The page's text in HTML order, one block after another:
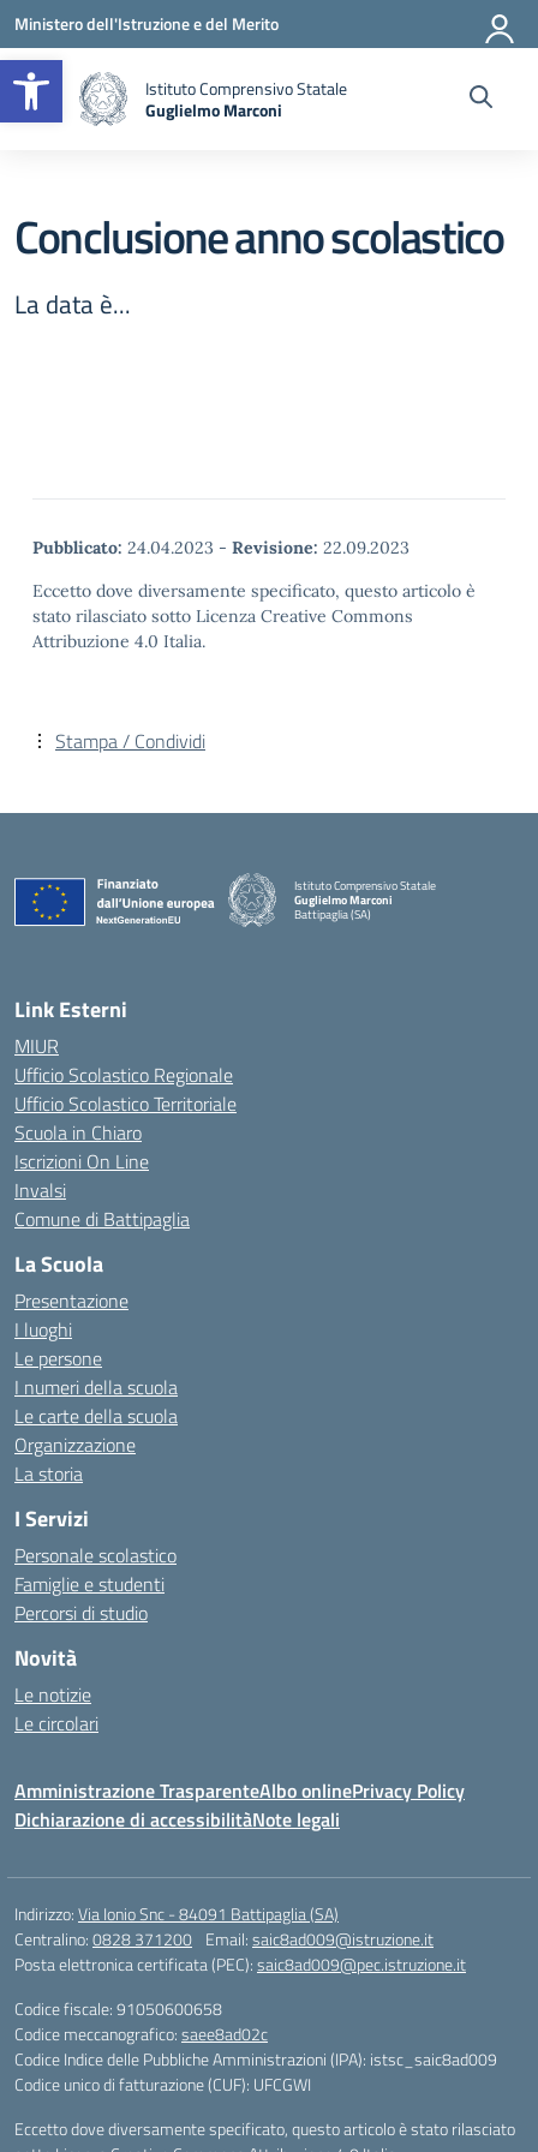
Apri la barra degli strumenti
Vai ai contenuti
Vai al menu di navigazione
Vai al footer
Ministero dell'Istruzione e del Merito
Istituto Comprensivo Statale
Guglielmo Marconi
— Visita la pagina iniziale della scuola
Conclusione anno scolastico
La data è...
Pubblicato: 24.04.2023 - Revisione: 22.09.2023
Eccetto dove diversamente specificato, questo articolo è
stato rilasciato sotto Licenza Creative Commons
Attribuzione 4.0 Italia.
Stampa / Condividi
Istituto Comprensivo Statale
Guglielmo Marconi
Battipaglia (SA)
— Visita la pagina iniziale della scuola
Link Esterni
MIUR
Ufficio Scolastico Regionale
Ufficio Scolastico Territoriale
Scuola in Chiaro
Iscrizioni On Line
Invalsi
Comune di Battipaglia
La Scuola
Presentazione
I luoghi
Le persone
I numeri della scuola
Le carte della scuola
Organizzazione
La storia
I Servizi
Personale scolastico
Famiglie e studenti
Percorsi di studio
Novità
Le notizie
Le circolari
Amministrazione TrasparenteAlbo onlinePrivacy Policy
Dichiarazione di accessibilitàNote legali
Indirizzo:Via Ionio Snc - 84091 Battipaglia (SA)
Centralino:0828 371200 Email:saic8ad009@istruzione.it
Posta elettronica certificata (PEC):saic8ad009@pec.istruzione.it
Codice fiscale: 91050600658
Codice meccanografico:saee8ad02c
Codice Indice delle Pubbliche Amministrazioni (IPA): istsc_saic8ad009
Codice unico di fatturazione (CUF): UFCGWI
Eccetto dove diversamente specificato, questo articolo è stato rilasciato